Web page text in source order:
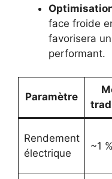
face froide
favorisera
performant.
Paramètre
Rendement
électrique
~1 %